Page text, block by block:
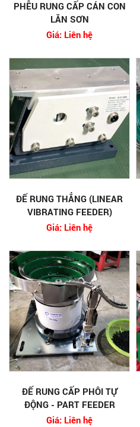
PHỄU RUNG CẤP CÁN CON
LĂN SƠN
Giá: Liên hệ
ĐẾ RUNG THẲNG (LINEAR
VIBRATING FEEDER)
Giá: Liên hệ
ĐẾ RUNG CẤP PHÔI TỰ
ĐỘNG - PART FEEDER
Giá: Liên hệ